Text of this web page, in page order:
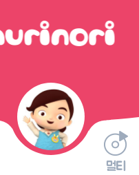
멀티